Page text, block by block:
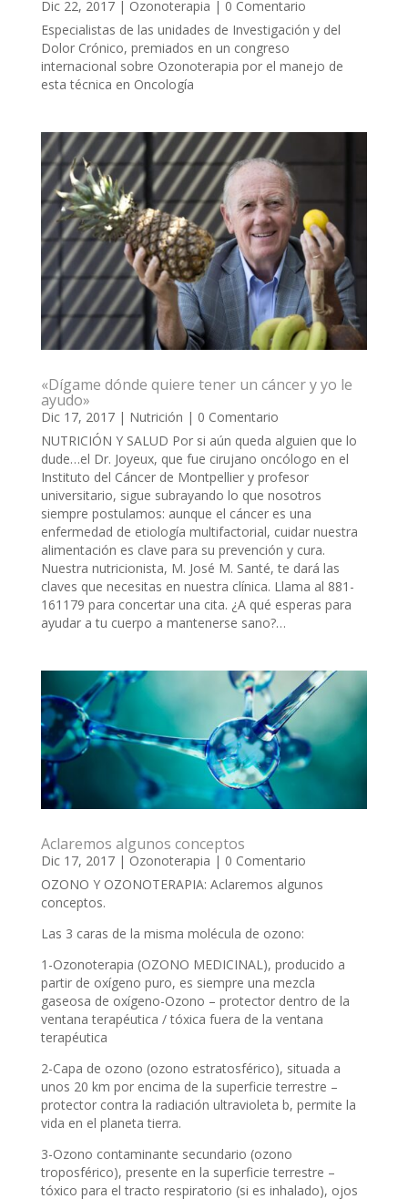
Dic 22, 2017| Ozonoterapia | 0 Comentario
Especialistas de las unidades de Investigación y del
Dolor Crónico, premiados en un congreso
internacional sobre Ozonoterapia por el manejo de
esta técnica en Oncología
«Dígame dónde quiere tener un cáncer y yo le
ayudo»
Dic 17, 2017| Nutrición | 0 Comentario
NUTRICIÓN Y SALUD Por si aún queda alguien que lo
dude…el Dr. Joyeux, que fue cirujano oncólogo en el
Instituto del Cáncer de Montpellier y profesor
universitario, sigue subrayando lo que nosotros
siempre postulamos: aunque el cáncer es una
enfermedad de etiología multifactorial, cuidar nuestra
alimentación es clave para su prevención y cura.
Nuestra nutricionista, M. José M. Santé, te dará las
claves que necesitas en nuestra clínica. Llama al 881-
161179 para concertar una cita. ¿A qué esperas para
ayudar a tu cuerpo a mantenerse sano?…
Aclaremos algunos conceptos
Dic 17, 2017| Ozonoterapia | 0 Comentario
OZONO Y OZONOTERAPIA: Aclaremos algunos
conceptos.
Las 3 caras de la misma molécula de ozono:
1-Ozonoterapia (OZONO MEDICINAL), producido a
partir de oxígeno puro, es siempre una mezcla
gaseosa de oxígeno-Ozono – protector dentro de la
ventana terapéutica / tóxica fuera de la ventana
terapéutica
2-Capa de ozono (ozono estratosférico), situada a
unos 20 km por encima de la superficie terrestre –
protector contra la radiación ultravioleta b, permite la
vida en el planeta tierra.
3-Ozono contaminante secundario (ozono
troposférico), presente en la superficie terrestre –
tóxico para el tracto respiratorio (si es inhalado), ojos